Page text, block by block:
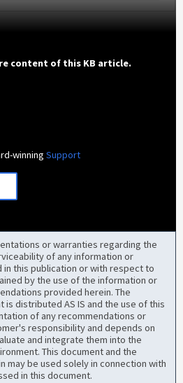
content of this KB article.
winningSupport
or warranties regarding the
of any information or
this publication or with respect to
by the use of the information or
provided herein. The
is distributed AS IS and the use of this
of any recommendations or
responsibility and depends on
and integrate them into the
This document and the
may be used solely in connection with
in this document.